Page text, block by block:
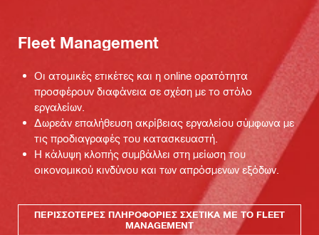
Fleet Management
Οι ατομικές ετικέτες και η online ορατότητα
προσφέρουν διαφάνεια σε σχέση με το στόλο
εργαλείων.
Δωρεάν επαλήθευση ακρίβειας εργαλείου σύμφωνα με
τις προδιαγραφές του κατασκευαστή.
Η κάλυψη κλοπής συμβάλλει στη μείωση του
οικονομικού κινδύνου και των απρόσμενων εξόδων.
ΠΕΡΙΣΣΌΤΕΡΕΣ ΠΛΗΡΟΦΟΡΊΕΣ ΣΧΕΤΙΚΆ ΜΕ ΤΟ FLEET
MANAGEMENT